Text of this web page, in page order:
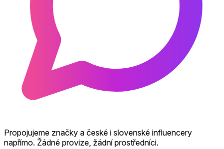
Propojujeme značky a české i slovenské influencery
napřímo. Žádné provize, žádní prostředníci.